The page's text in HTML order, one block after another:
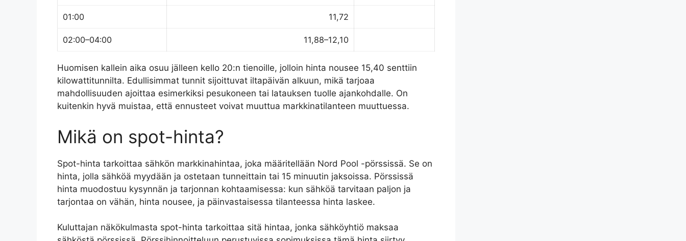
01:00 11,72
02:00–04:00 11,88–12,10
Huomisen kallein aika osuu jälleen kello 20:n tienoille, jolloin hinta nousee 15,40 senttiin
kilowattitunnilta. Edullisimmat tunnit sijoittuvat iltapäivän alkuun, mikä tarjoaa
mahdollisuuden ajoittaa esimerkiksi pesukoneen tai latauksen tuolle ajankohdalle. On
kuitenkin hyvä muistaa, että ennusteet voivat muuttua markkinatilanteen muuttuessa.
Mikä on spot-hinta?
Spot-hinta tarkoittaa sähkön markkinahintaa, joka määritellään Nord Pool -pörssissä. Se on
hinta, jolla sähköä myydään ja ostetaan tunneittain tai 15 minuutin jaksoissa. Pörssissä
hinta muodostuu kysynnän ja tarjonnan kohtaamisessa: kun sähköä tarvitaan paljon ja
tarjontaa on vähän, hinta nousee, ja päinvastaisessa tilanteessa hinta laskee.
Kuluttajan näkökulmasta spot-hinta tarkoittaa sitä hintaa, jonka sähköyhtiö maksaa